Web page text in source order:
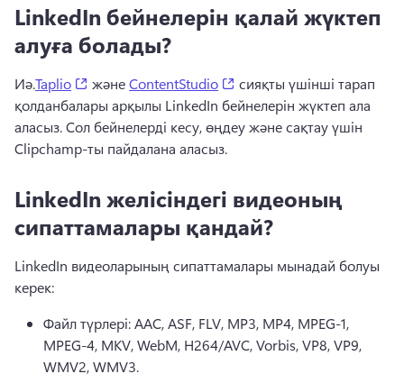
LinkedIn бейнелерін қалай жүктеп
алуға болады?
Иә.Taplio (opens in a new tab)
және ContentStudio (opens in a new tab)
сияқты үшінші тарап
қолданбалары арқылы LinkedIn бейнелерін жүктеп ала
аласыз. Сол бейнелерді кесу, өңдеу және сақтау үшін
Clipchamp-ты пайдалана аласыз.
LinkedIn желісіндегі видеоның
сипаттамалары қандай?
LinkedIn видеоларының сипаттамалары мынадай болуы
керек:
Файл түрлері: AAC, ASF, FLV, MP3, MP4, MPEG-1,
MPEG-4, MKV, WebM, H264/AVC, Vorbis, VP8, VP9,
WMV2, WMV3.